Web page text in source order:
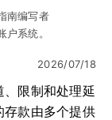
南编写者
系统。
2026/07/18
限制和处理延
存款由多个提供